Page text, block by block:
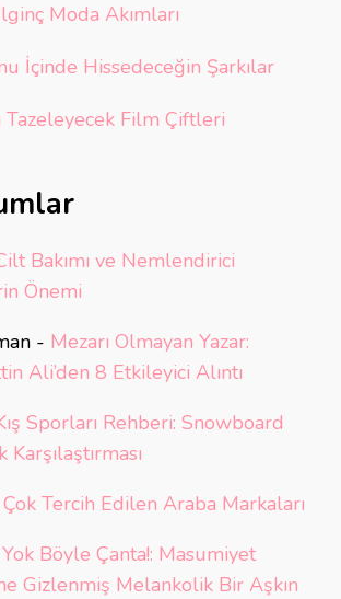
Moda Akımları
İçinde Hissedeceğin Şarkılar
Tazeleyecek Film Çiftleri
Bakımı ve Nemlendirici
Önemi
- Mezarı Olmayan Yazar:
Ali’den 8 Etkileyici Alıntı
Sporları Rehberi: Snowboard
Karşılaştırması
Tercih Edilen Araba Markaları
Yok Böyle Çanta!: Masumiyet
Gizlenmiş Melankolik Bir Aşkın